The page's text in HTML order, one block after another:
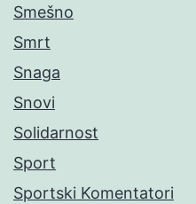
Smešno
Smrt
Snaga
Snovi
Solidarnost
Sport
Sportski Komentatori